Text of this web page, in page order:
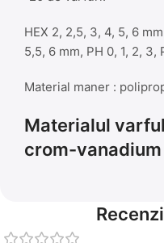
HEX 2, 2,5, 3, 4, 5, 6
5,5, 6 mm, PH 0, 1, 2, 3,
Material maner :
Materialul
crom-vanadium